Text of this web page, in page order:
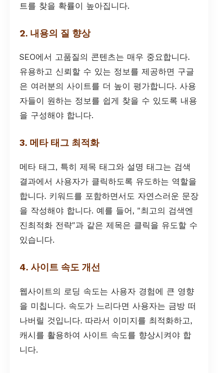
트를 찾을 확률이 높아집니다.
2. 내용의 질 향상
SEO에서 고품질의 콘텐츠는 매우 중요합니다.
유용하고 신뢰할 수 있는 정보를 제공하면 구글
은 여러분의 사이트를 더 높이 평가합니다. 사용
자들이 원하는 정보를 쉽게 찾을 수 있도록 내용
을 구성해야 합니다.
3. 메타 태그 최적화
메타 태그, 특히 제목 태그와 설명 태그는 검색
결과에서 사용자가 클릭하도록 유도하는 역할을
합니다. 키워드를 포함하면서도 자연스러운 문장
을 작성해야 합니다. 예를 들어, "최고의 검색엔
진최적화 전략"과 같은 제목은 클릭을 유도할 수
있습니다.
4. 사이트 속도 개선
웹사이트의 로딩 속도는 사용자 경험에 큰 영향
을 미칩니다. 속도가 느리다면 사용자는 금방 떠
나버릴 것입니다. 따라서 이미지를 최적화하고,
캐시를 활용하여 사이트 속도를 향상시켜야 합
니다.